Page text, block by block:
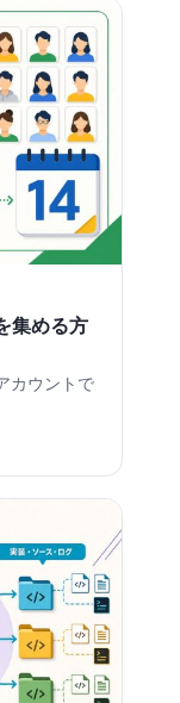
集める方
カウントで